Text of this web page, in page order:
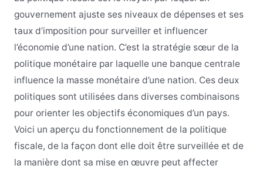
gouvernement ajuste ses niveaux de dépenses et ses
taux d’imposition pour surveiller et influencer
l’économie d’une nation. C’est la stratégie sœur de la
politique monétaire par laquelle une banque centrale
influence la masse monétaire d’une nation. Ces deux
politiques sont utilisées dans diverses combinaisons
pour orienter les objectifs économiques d’un pays.
Voici un aperçu du fonctionnement de la politique
fiscale, de la façon dont elle doit être surveillée et de
la manière dont sa mise en œuvre peut affecter